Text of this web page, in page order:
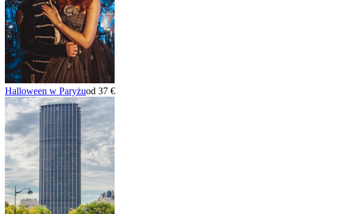
Halloween w Paryżuod 37 €